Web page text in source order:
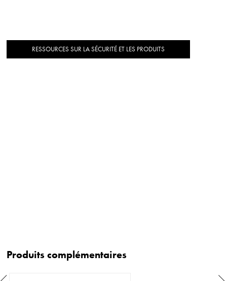
RESSOURCES SUR LA SÉCURITÉ ET LES PRODUITS
Produits complémentaires